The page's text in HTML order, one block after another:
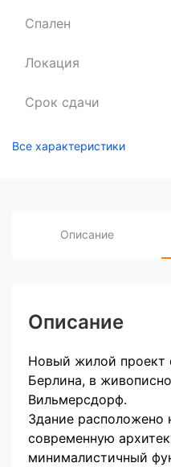
Спален
Локация
Срок сдачи
Все характеристики
Описание
Описание
Новый жилой проект
Берлина, в
Вильмерсдорф.
Здание расположено
современную
минималистичный